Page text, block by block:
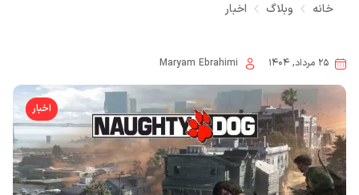
خانه وبلاگ اخبار
۲۵ مرداد, ۱۴۰۴ Maryam Ebrahimi
اخبار